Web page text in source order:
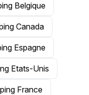
Belgique
Canada
Espagne
Etats-Unis
France